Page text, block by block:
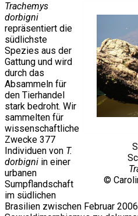
©
Trachemys
dorbigni
repräsentiert die
südlichste
Spezies aus der
Gattung und wird
durch das
Absammeln für
den Tierhandel
stark bedroht. Wir
sammelten für
wissenschaftliche
Zwecke 377
Individuen von T.
dorbigni in einer
urbanen
Sumpflandschaft
im südlichen
Brasilien zwischen Februar